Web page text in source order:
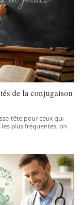
de la conjugaison
tête pour ceux qui
plus fréquentes, on